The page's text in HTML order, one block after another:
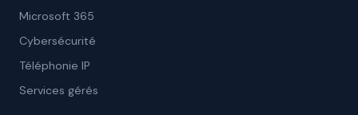
Microsoft 365
Cybersécurité
Téléphonie IP
Services gérés